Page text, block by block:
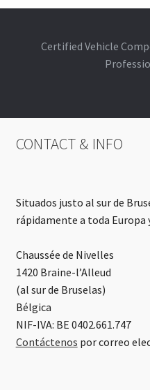
Certified Vehicle
CONTACT & INFO
Situados justo al sur de
rápidamente a toda Europa
Chaussée de Nivelles
1420 Braine-l’Alleud
(al sur de Bruselas)
Bélgica
NIF-IVA: BE 0402.661.747
Contáctenos por correo